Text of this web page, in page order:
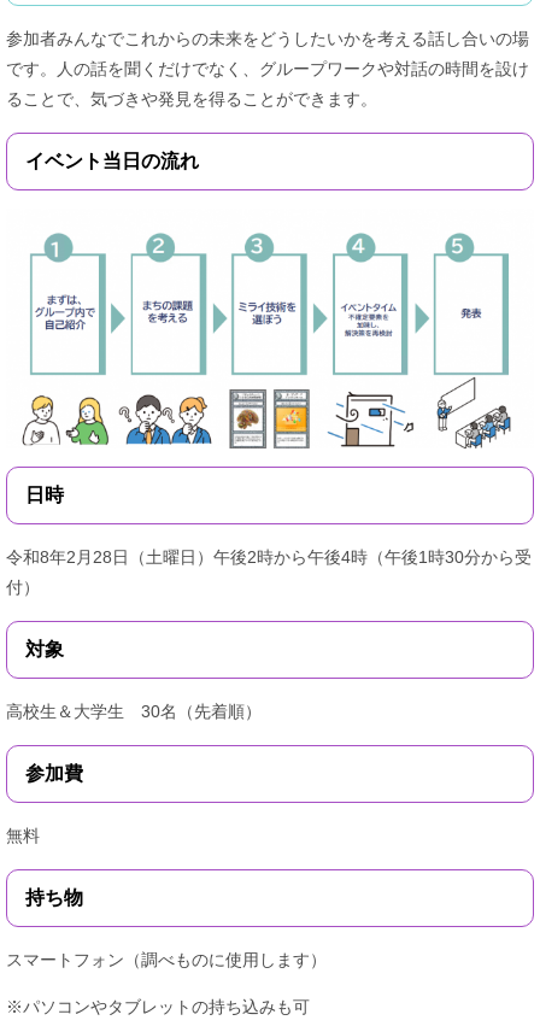
​参加者みんなでこれからの未来をどうしたいかを考える話し合いの場
です。人の話を聞くだけでなく、グループワークや対話の時間を設け
ることで、気づきや発見を得ることができます。
イベント当日の流れ
日時
令和8年2月28日（土曜日）午後2時から午後4時（午後1時30分から受
付）
対象
高校生＆大学生 30名（先着順）
参加費
無料
持ち物
スマートフォン（調べものに使用します）
※パソコンやタブレットの持ち込みも可